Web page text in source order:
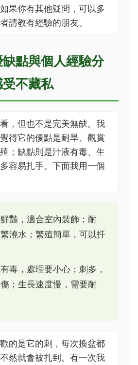
果你有其他疑問，可以多
請教有經驗的朋友。
點與個人經驗分
不藏私
，但也不是完美無缺。我
得它的優點是耐旱、觀賞
；缺點則是汁液有毒、生
容易扎手。下面我用一個
豔，適合室內裝飾；耐
澆水；繁殖簡單，可以扦
毒，處理要小心；刺多，
；生長速度慢，需要耐
的是它的刺，每次換盆都
然就會被扎到。有一次我